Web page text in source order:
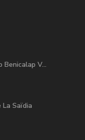
Benicalap V...
La Saïdia